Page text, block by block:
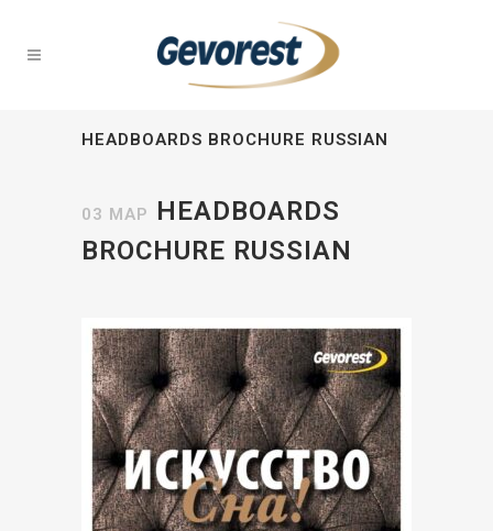
HEADBOARDS BROCHURE RUSSIAN
03 ΜΑΡ
HEADBOARDS
BROCHURE RUSSIAN